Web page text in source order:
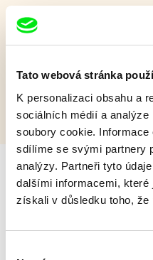
Tato webová stránka
K personalizaci obsahu a
sociálních médií a
soubory cookie.
sdílíme se svými partnery
analýzy. Partneři tyto
dalšími informacemi,
získali v důsledku toho, že
Film bohužel není
dispozici.
Milý tati - speciál